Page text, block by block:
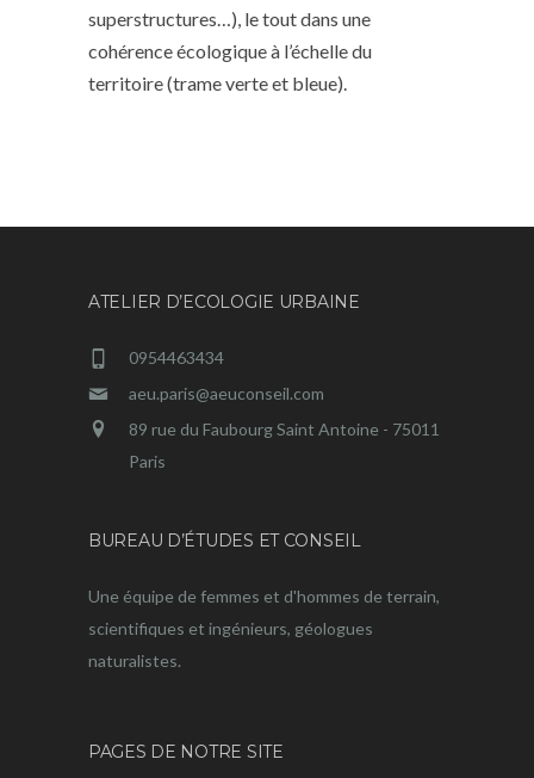
superstructures…), le tout dans une
cohérence écologique à l’échelle du
territoire (trame verte et bleue).
ATELIER D’ECOLOGIE URBAINE
0954463434
aeu.paris@aeuconseil.com
89 rue du Faubourg Saint Antoine - 75011
Paris
BUREAU D’ÉTUDES ET CONSEIL
Une équipe de femmes et d'hommes de terrain,
scientifiques et ingénieurs, géologues
naturalistes.
PAGES DE NOTRE SITE